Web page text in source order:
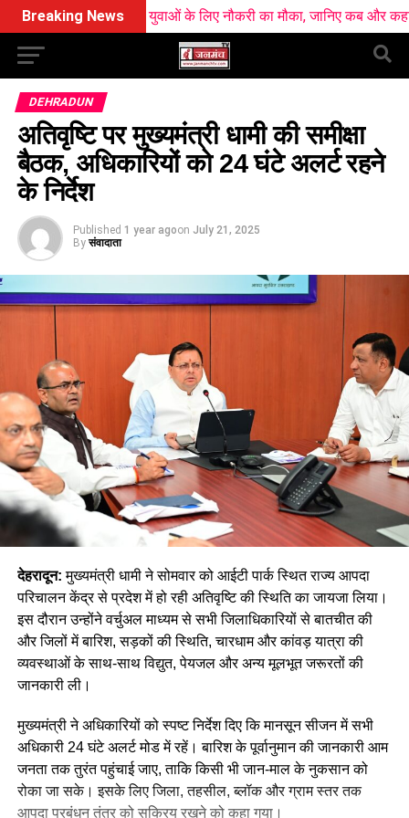
Breaking News
हजार युवाओं के लिए नौकरी का मौका, जानिए कब और कहां लगेंगे रोजगार मेले
DEHRADUN
अतिवृष्टि पर मुख्यमंत्री धामी की समीक्षा
बैठक, अधिकारियों को 24 घंटे अलर्ट रहने
के निर्देश
Published 1 year agoon July 21, 2025
By संवादाता
देहरादून: मुख्यमंत्री धामी ने सोमवार को आईटी पार्क स्थित राज्य आपदा
परिचालन केंद्र से प्रदेश में हो रही अतिवृष्टि की स्थिति का जायजा लिया।
इस दौरान उन्होंने वर्चुअल माध्यम से सभी जिलाधिकारियों से बातचीत की
और जिलों में बारिश, सड़कों की स्थिति, चारधाम और कांवड़ यात्रा की
व्यवस्थाओं के साथ-साथ विद्युत, पेयजल और अन्य मूलभूत जरूरतों की
जानकारी ली।
मुख्यमंत्री ने अधिकारियों को स्पष्ट निर्देश दिए कि मानसून सीजन में सभी
अधिकारी 24 घंटे अलर्ट मोड में रहें। बारिश के पूर्वानुमान की जानकारी आम
जनता तक तुरंत पहुंचाई जाए, ताकि किसी भी जान-माल के नुकसान को
रोका जा सके। इसके लिए जिला, तहसील, ब्लॉक और ग्राम स्तर तक
आपदा प्रबंधन तंत्र को सक्रिय रखने को कहा गया।